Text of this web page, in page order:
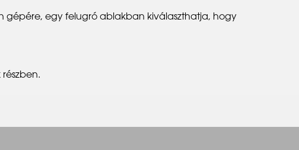
gépére, egy felugró ablakban kiválaszthatja, hogy
részben.